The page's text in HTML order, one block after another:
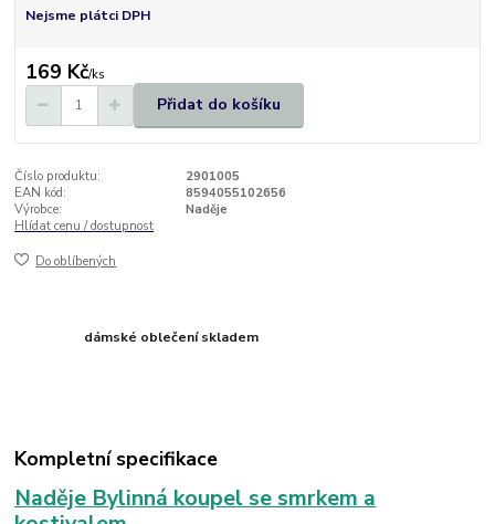
Nejsme plátci DPH
169 Kč/ks
Přidat do košíku
Číslo produktu:
2901005
EAN kód:
8594055102656
Výrobce:
Naděje
Hlídat cenu / dostupnost
Do oblíbených
dámské oblečení skladem
Kompletní specifikace
Naděje Bylinná koupel se smrkem a